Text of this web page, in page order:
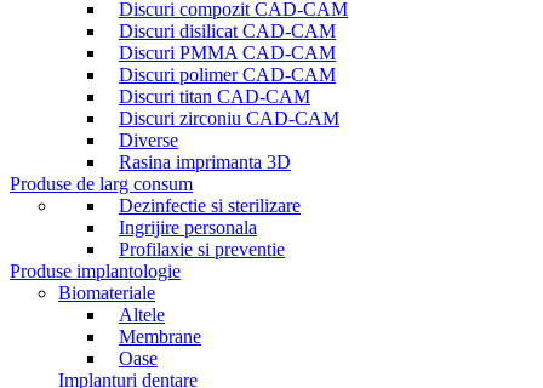
Discuri compozit CAD-CAM
Discuri disilicat CAD-CAM
Discuri PMMA CAD-CAM
Discuri polimer CAD-CAM
Discuri titan CAD-CAM
Discuri zirconiu CAD-CAM
Diverse
Rasina imprimanta 3D
Produse de larg consum
Dezinfectie si sterilizare
Ingrijire personala
Profilaxie si preventie
Produse implantologie
Biomateriale
Altele
Membrane
Oase
Implanturi dentare